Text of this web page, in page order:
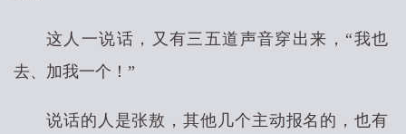
这人一说话，又有三五道声音穿出来，“我也
去、加我一个！”
说话的人是张敖，其他几个主动报名的，也有